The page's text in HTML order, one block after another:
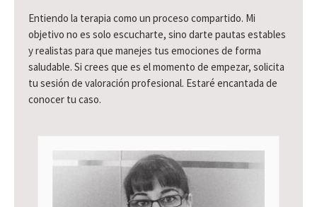
Entiendo la terapia como un proceso compartido. Mi
objetivo no es solo escucharte, sino darte pautas estables
y realistas para que manejes tus emociones de forma
saludable. Si crees que es el momento de empezar, solicita
tu sesión de valoración profesional. Estaré encantada de
conocer tu caso.